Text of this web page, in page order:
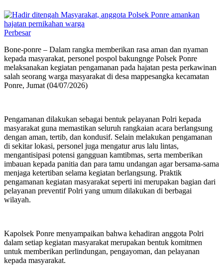
Perbesar
Bone-ponre – Dalam rangka memberikan rasa aman dan nyaman
kepada masyarakat, personel pospol bakungnge Polsek Ponre
melaksanakan kegiatan pengamanan pada hajatan pesta perkawinan
salah seorang warga masyarakat di desa mappesangka kecamatan
Ponre, Jumat (04/07/2026)
‎Pengamanan dilakukan sebagai bentuk pelayanan Polri kepada
masyarakat guna memastikan seluruh rangkaian acara berlangsung
dengan aman, tertib, dan kondusif. Selain melakukan pengamanan
di sekitar lokasi, personel juga mengatur arus lalu lintas,
mengantisipasi potensi gangguan kamtibmas, serta memberikan
imbauan kepada panitia dan para tamu undangan agar bersama-sama
menjaga ketertiban selama kegiatan berlangsung. Praktik
pengamanan kegiatan masyarakat seperti ini merupakan bagian dari
pelayanan preventif Polri yang umum dilakukan di berbagai
wilayah.
‎Kapolsek Ponre menyampaikan bahwa kehadiran anggota Polri
dalam setiap kegiatan masyarakat merupakan bentuk komitmen
untuk memberikan perlindungan, pengayoman, dan pelayanan
kepada masyarakat.